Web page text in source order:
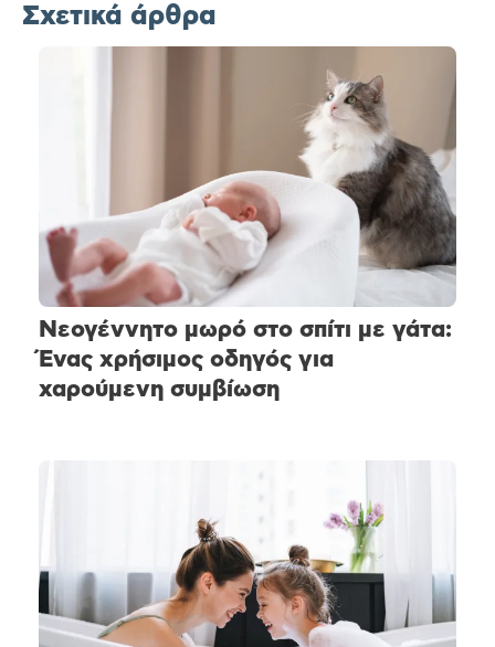
Σχετικά άρθρα
Νεογέννητο μωρό στο σπίτι με γάτα:
Ένας χρήσιμος οδηγός για
χαρούμενη συμβίωση